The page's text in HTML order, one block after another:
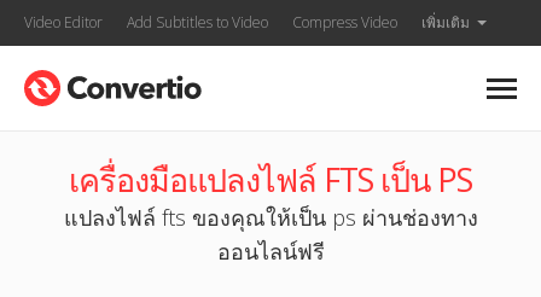
Video Editor Add Subtitles to Video Compress Video เพิ่มเติม
เครื่องมือแปลงไฟล์ FTS เป็น PS
แปลงไฟล์ fts ของคุณให้เป็น ps ผ่านช่องทาง
ออนไลน์ฟรี